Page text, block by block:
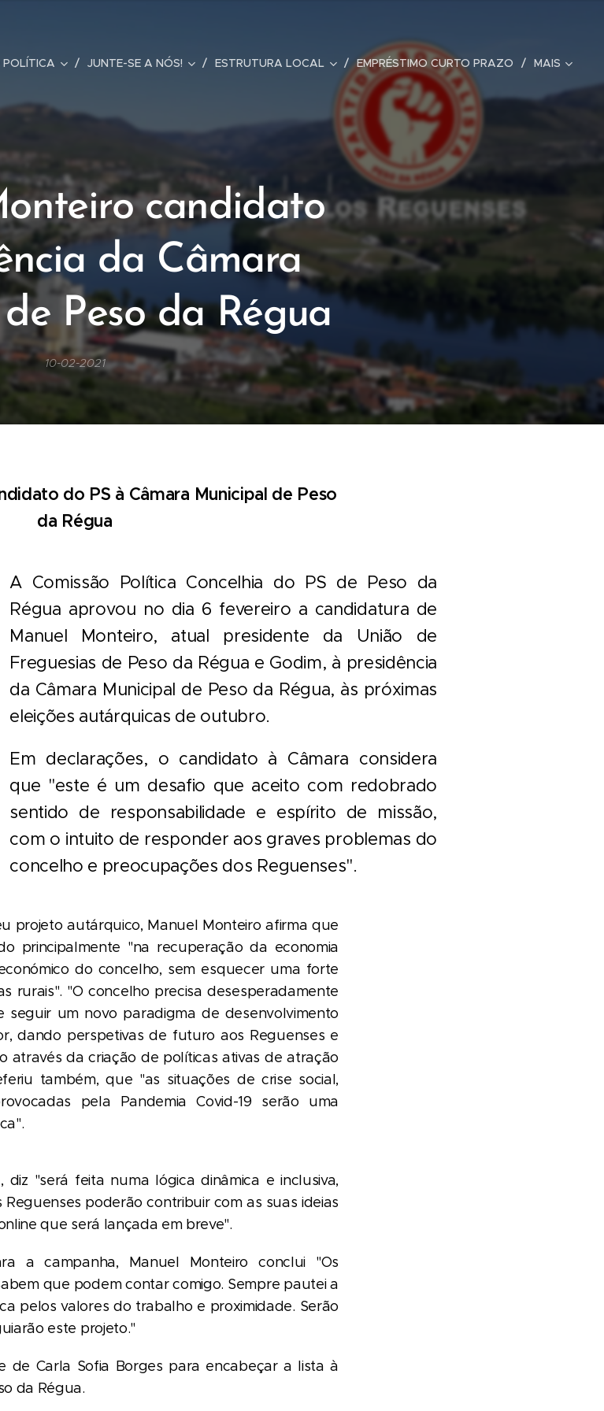
JUNTE-SE A NÓS! ESTRUTURA LOCAL EMPRÉSTIMO CURTO PRAZO MAIS
candidato
da Câmara
Peso da Régua
10-02-2021
do PS à Câmara Municipal de Peso
da Régua
A Comissão Política Concelhia do PS de Peso da
Régua aprovou no dia 6 fevereiro a candidatura de
Manuel Monteiro, atual presidente da União de
Freguesias de Peso da Régua e Godim, à presidência
da Câmara Municipal de Peso da Régua, às próximas
eleições autárquicas de outubro.
Em declarações, o candidato à Câmara considera
que "este é um desafio que aceito com redobrado
sentido de responsabilidade e espírito de missão,
com o intuito de responder aos graves problemas do
concelho e preocupações dos Reguenses".
projeto autárquico, Manuel Monteiro afirma que
principalmente "na recuperação da economia
do concelho, sem esquecer uma forte
rurais". "O concelho precisa desesperadamente
seguir um novo paradigma de desenvolvimento
dando perspetivas de futuro aos Reguenses e
através da criação de políticas ativas de atração
também, que "as situações de crise social,
pela Pandemia Covid-19 serão uma
"será feita numa lógica dinâmica e inclusiva,
Reguenses poderão contribuir com as suas ideias
que será lançada em breve".
a campanha, Manuel Monteiro conclui "Os
que podem contar comigo. Sempre pautei a
pelos valores do trabalho e proximidade. Serão
este projeto."
de Carla Sofia Borges para encabeçar a lista à
da Régua.